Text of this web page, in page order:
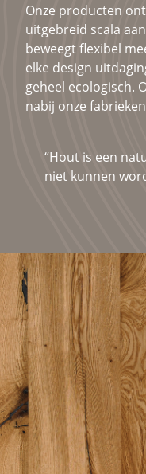
Onze producten
uitgebreid scala
beweegt flexibel
elke design
geheel ecologisch.
nabij onze
“Hout is een
niet kunnen